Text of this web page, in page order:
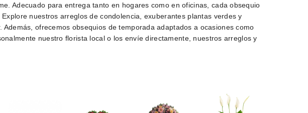
Adecuado para entrega tanto en hogares como en oficinas, cada obsequio
nuestros arreglos de condolencia, exuberantes plantas verdes y
ofrecemos obsequios de temporada adaptados a ocasiones como
nuestro florista local o los envíe directamente, nuestros arreglos y